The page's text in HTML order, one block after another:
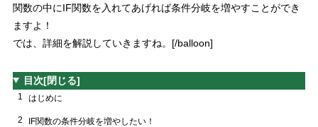
関数の中にIF関数を入れてあげれば条件分岐を増やすことができ
ますよ！
では、詳細を解説していきますね。[/balloon]
目次[閉じる]
1 はじめに
2 IF関数の条件分岐を増やしたい！